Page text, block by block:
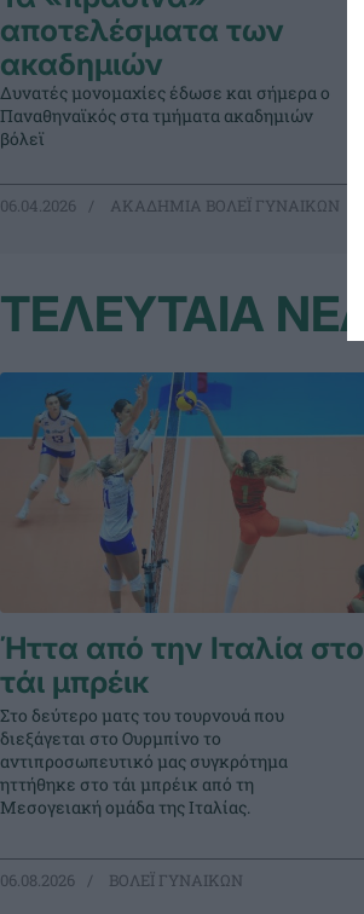
αποτελέσματα των
ακαδημιών
Δυνατές μονομαχίες έδωσε και σήμερα ο
Παναθηναϊκός στα τμήματα ακαδημιών
βόλεϊ
06.04.2026 ΑΚΑΔΗΜΙΑ ΒΟΛΕΪ ΓΥΝΑΙΚΩΝ
ΤΕΛΕΥΤΑΙΑ ΝΕΑ
Ήττα από την Ιταλία στο
τάι μπρέικ
Στο δεύτερο ματς του τουρνουά που
διεξάγεται στο Ουρμπίνο το
αντιπροσωπευτικό μας συγκρότημα
ηττήθηκε στο τάι μπρέικ από τη
Μεσογειακή ομάδα της Ιταλίας.
06.08.2026 ΒΟΛΕΪ ΓΥΝΑΙΚΩΝ